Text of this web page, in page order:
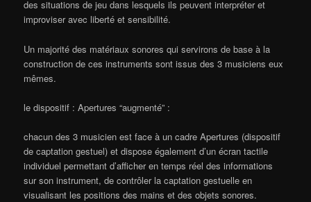
des situations de jeu dans lesquels ils peuvent interpréter et
improviser avec liberté et sensibilité.
Un majorité des matériaux sonores qui servirons de base à la
construction de ces instruments sont issus des 3 musiciens eux
mêmes.
le dispositif : Apertures “augmenté” :
chacun des 3 musicien est face à un cadre Apertures (dispositif
de captation gestuel) et dispose également d’un écran tactile
individuel permettant d’afficher en temps réel des informations
sur son instrument, de contrôler la captation gestuelle en
visualisant les positions des mains et des objets sonores.